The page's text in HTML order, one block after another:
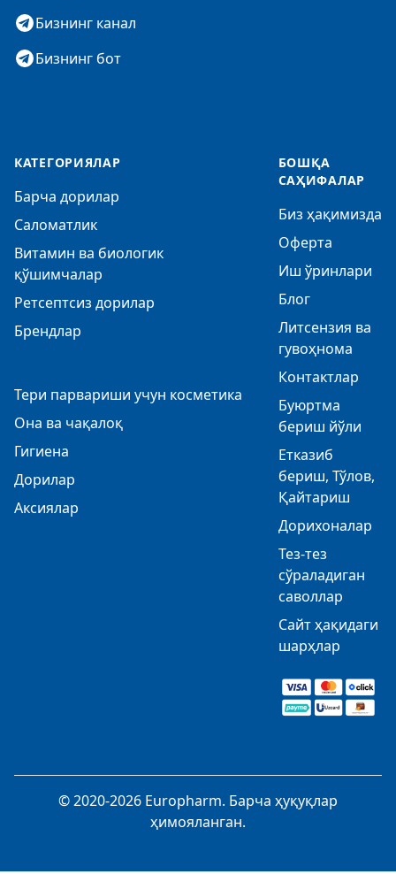
Бизнинг канал
Бизнинг бот
КАТЕГОРИЯЛАР
Барча дорилар
Саломатлик
Витамин ва биологик
қўшимчалар
Ретсептсиз дорилар
Брендлар
Тери парвариши учун косметика
Она ва чақалоқ
Гигиена
Дорилар
Аксиялар
БОШҚА
САҲИФАЛАР
Биз ҳақимизда
Оферта
Иш ўринлари
Блог
Литсензия ва
гувоҳнома
Контактлар
Буюртма
бериш йўли
Етказиб
бериш, Тўлов,
Қайтариш
Дорихоналар
Тез-тез
сўраладиган
саволлар
Сайт ҳақидаги
шарҳлар
© 2020-2026 Europharm. Барча ҳуқуқлар
ҳимояланган.